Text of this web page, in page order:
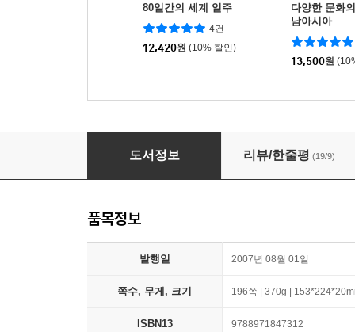
80일간의 세계 일주
4건
12,420원 (10% 할인)
다양한 문화
남아시아
13,500원
지킬 박사와 하이드
도서정보 리뷰/한줄평 (19/9)
품목정보
발행일 2007년 08월 01일
쪽수, 무게, 크기 196쪽 | 370g |
ISBN13 9788971847312